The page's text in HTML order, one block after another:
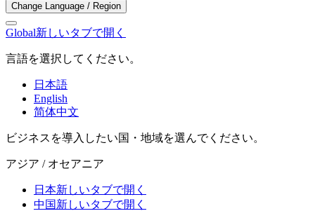
Change Language / Region
Global新しいタブで開く
言語を選択してください。
日本語
English
简体中文
ビジネスを導入したい国・地域を選んでください。
アジア / オセアニア
日本新しいタブで開く
中国新しいタブで開く